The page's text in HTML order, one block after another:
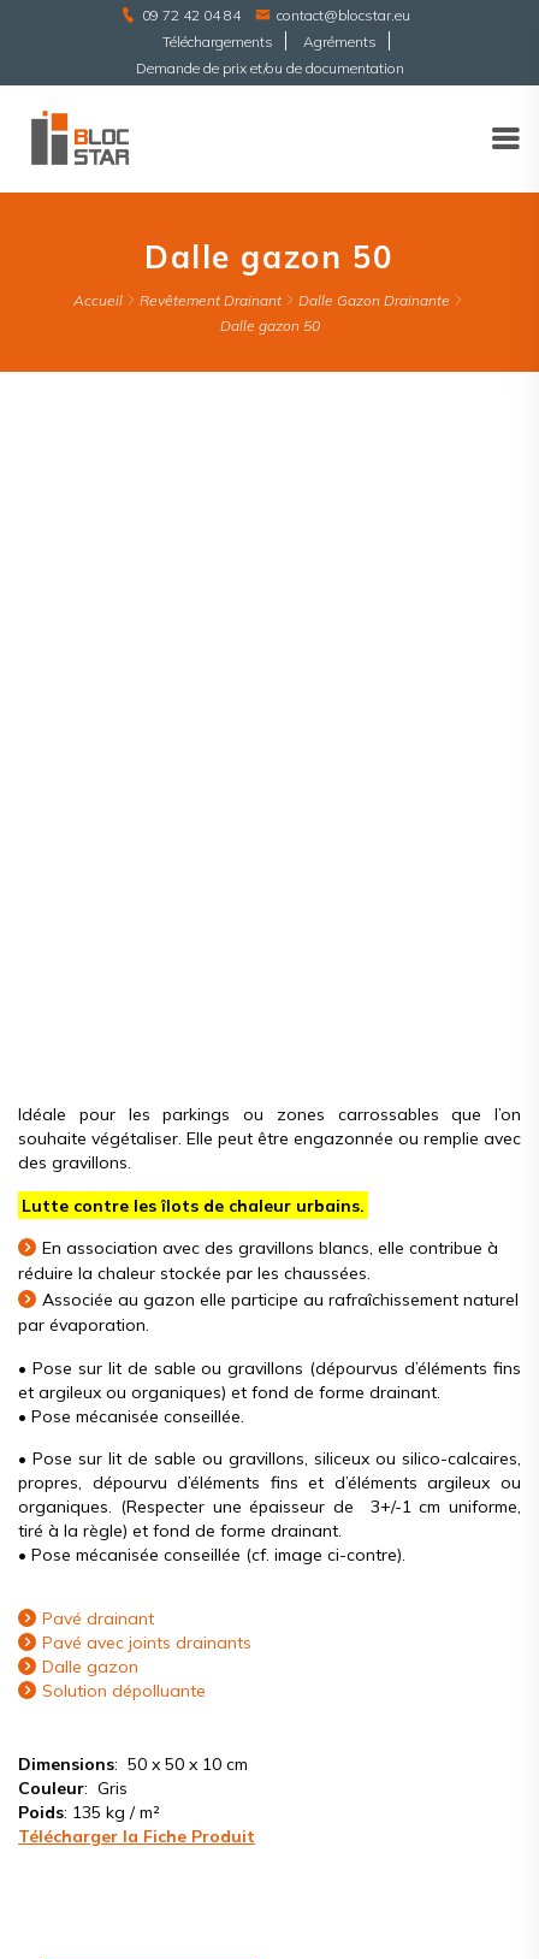
09 72 42 04 84
contact@blocstar.eu
Téléchargements
Agréments
Demande de prix et/ou de documentation
Dalle gazon 50
Accueil Revêtement Drainant
Dalle Gazon Drainante
Dalle gazon 50
Idéale pour les parkings ou zones carrossables que l’on
souhaite végétaliser. Elle peut être engazonnée ou remplie avec
des gravillons.
Lutte contre les îlots de chaleur urbains.
En association avec des gravillons blancs, elle contribue à
réduire la chaleur stockée par les chaussées.
Associée au gazon elle participe au rafraîchissement naturel
par évaporation.
• Pose sur lit de sable ou gravillons (dépourvus d’éléments fins
et argileux ou organiques) et fond de forme drainant.
• Pose mécanisée conseillée.
• Pose sur lit de sable ou gravillons, siliceux ou silico-calcaires,
propres, dépourvu d’éléments fins et d’éléments argileux ou
organiques. (Respecter une épaisseur de 3+/-1 cm uniforme,
tiré à la règle) et fond de forme drainant.
• Pose mécanisée conseillée (cf. image ci-contre).
Pavé drainant
Pavé avec joints drainants
Dalle gazon
Solution dépolluante
Dimensions: 50 x 50 x 10 cm
Couleur: Gris
Poids: 135 kg / m²
Télécharger la Fiche Produit